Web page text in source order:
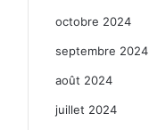
octobre 2024
septembre 2024
août 2024
juillet 2024